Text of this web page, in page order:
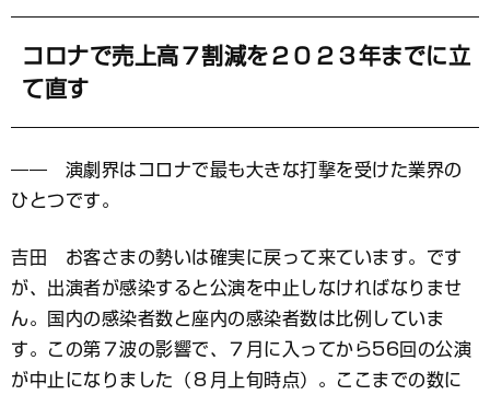
コロナで売上高７割減を２０２３年までに立
て直す
―― 演劇界はコロナで最も大きな打撃を受けた業界の
ひとつです。
吉田 お客さまの勢いは確実に戻って来ています。です
が、出演者が感染すると公演を中止しなければなりませ
ん。国内の感染者数と座内の感染者数は比例していま
す。この第７波の影響で、７月に入ってから56回の公演
が中止になりました（８月上旬時点）。ここまでの数に